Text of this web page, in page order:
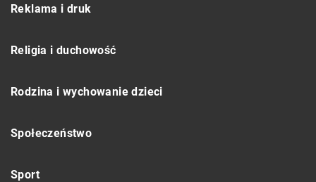
Reklama i druk
Religia i duchowość
Rodzina i wychowanie dzieci
Społeczeństwo
Sport